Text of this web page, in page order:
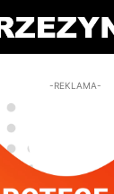
-REKLAMA-